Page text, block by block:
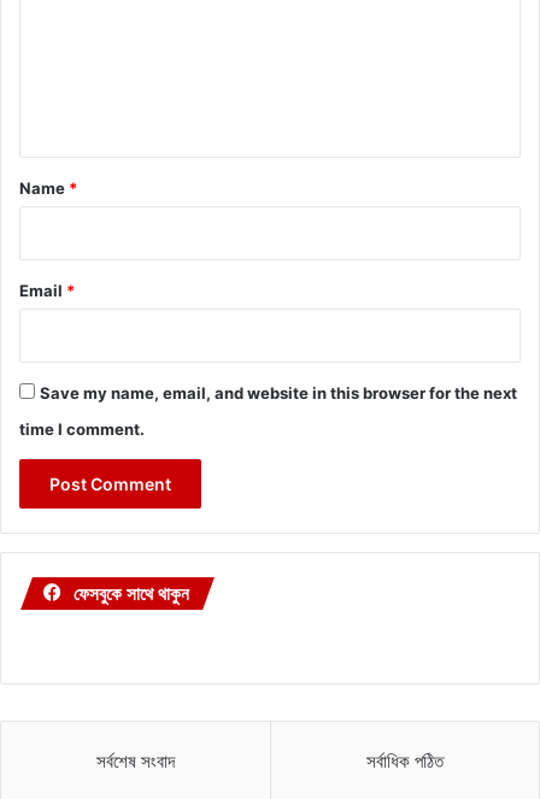
*
Name *
Email *
Save my name, email, and website in this browser for the next
time I comment.
ফেসবুকে সাথে থাকুন
সর্বশেষ সংবাদ সর্বাধিক পঠিত